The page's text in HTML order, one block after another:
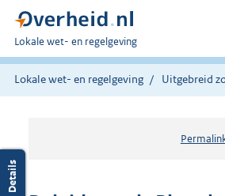
U
bent
hier:
Lokale wet- en regelgeving
Lokale wet- en regelgeving Uitgebreid